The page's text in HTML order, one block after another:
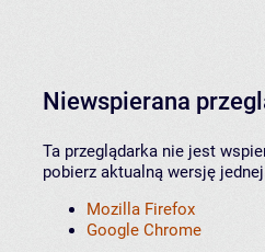
Niewspierana
Ta przeglądarka nie jest
pobierz aktualną wersję
Mozilla Firefox
Google Chrome